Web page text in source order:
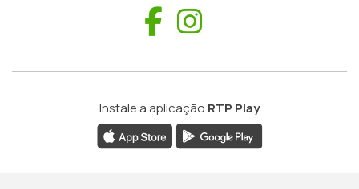
Facebook
Instale a aplicação RTP Play